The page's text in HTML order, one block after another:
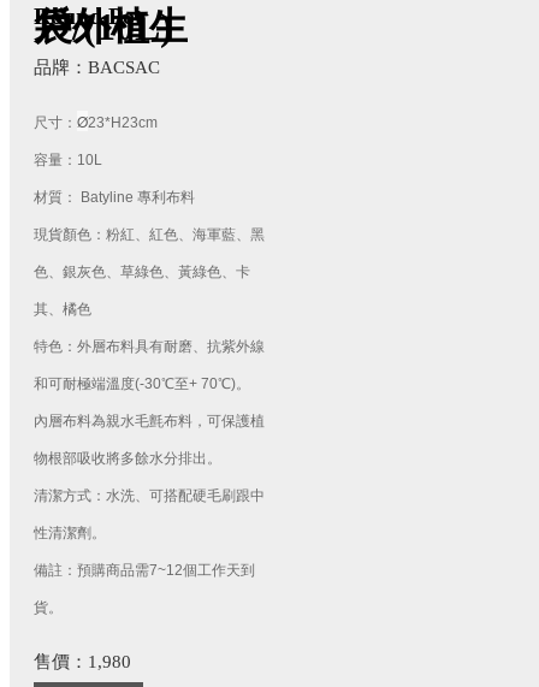
Round Pot
戶外植生袋/(10L)
品牌：BACSAC
尺寸： Ø23*H23cm
容量：10L
材質： Batyline 專利布料
現貨顏色：粉紅、紅色、海軍藍、黑
色、銀灰色、草綠色、黃綠色、卡
其、橘色
特色：外層布料具有耐磨、 抗紫外線
和可耐極端溫度(-30℃至+ 70℃)。
內層布料為親水毛氈布料，可保護植
物根部吸收將多餘水分排出。
清潔方式：水洗、可搭配硬毛刷跟中
性清潔劑。
備註：預購商品需7~12個工作天到
貨。
售價：1,980